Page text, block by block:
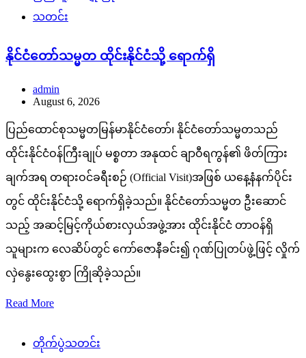
သတင်း
နိုင်ငံတော်သမ္မတ ထိုင်းနိုင်ငံသို့ ရောက်ရှိ
admin
August 6, 2026
ပြည်ထောင်စုသမ္မတမြန်မာနိုင်ငံတော်၊ နိုင်ငံတော်သမ္မတသည်
ထိုင်းနိုင်ငံဝန်ကြီးချုပ် မစ္စတာ အနုထင် ချာဝီရကွန်၏ ဖိတ်ကြား
ချက်အရ တရားဝင်ခရီးစဉ် (Official Visit)အဖြစ် ယနေ့နံနက်ပိုင်း
တွင် ထိုင်းနိုင်ငံသို့ ရောက်ရှိခဲ့သည်။ နိုင်ငံတော်သမ္မတ ဦးဆောင်
သည့် အဆင့်မြင့်ကိုယ်စားလှယ်အဖွဲ့အား ထိုင်းနိုင်ငံ တာဝန်ရှိ
သူများက လေဆိပ်တွင် ကော်ဇောနီခင်း၍ ဂုဏ်ပြုတပ်ဖွဲ့ဖြင့် လှိုက်
လှဲနွေးထွေးစွာ ကြိုဆိုခဲ့သည်။
Read More
တိုက်ပွဲသတင်း